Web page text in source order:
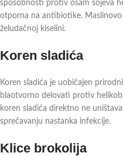
sposobnosti protiv osam sojeva
otporna na antibiotike.
želudačnoj kiselini.
Koren sladića
Koren sladića je uobičajen
blaotvorno delovati protiv
koren sladića direktno ne
sprečavanju nastanka infekcije.
Klice brokolija